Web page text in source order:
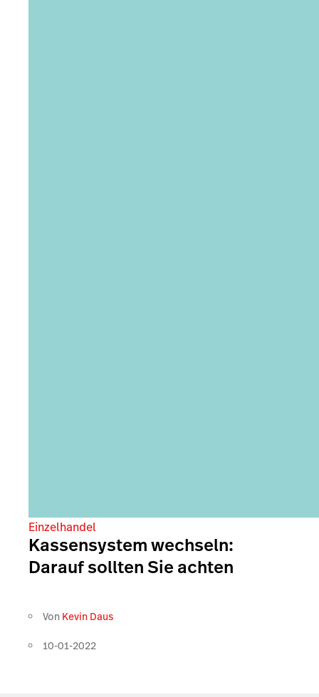
Einzelhandel
Kassensystem wechseln:
Darauf sollten Sie achten
Von Kevin Daus
10-01-2022